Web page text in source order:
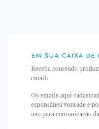
em sua caixa
Receba conteúdo
email:
Os emails aqui
espontânea vontade e
uso para comunicação